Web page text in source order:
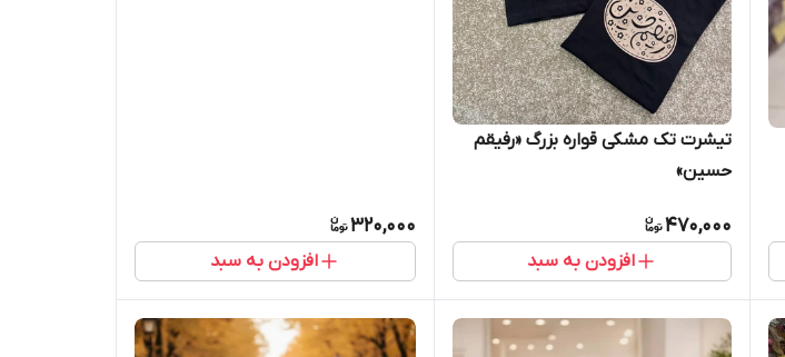
تیشرت تک مشکی قواره بزرگ «رفیقم
حسین»
470,000
افزودن به سبد
320,000
افزودن به سبد